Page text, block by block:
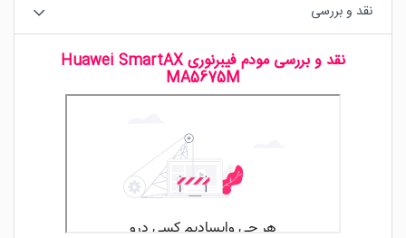
نقد و بررسی
نقد و بررسی مودم فیبرنوری Huawei SmartAX
MA5675M